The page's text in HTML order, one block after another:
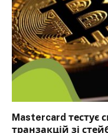
Mastercard тестує
транзакцій зі